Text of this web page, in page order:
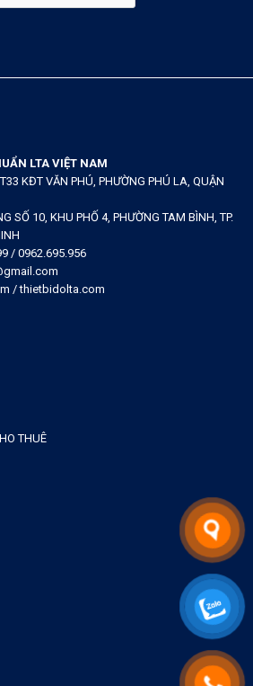
LTA VIỆT NAM
KĐT VĂN PHÚ, PHƯỜNG PHÚ LA, QUẬN
SỐ 10, KHU PHỐ 4, PHƯỜNG TAM BÌNH, TP.
/ 0962.695.956
/ thietbidolta.com
THUÊ